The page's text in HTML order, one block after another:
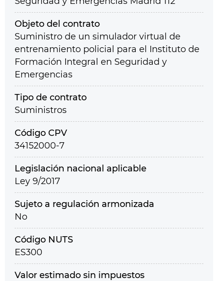
Objeto del contrato
Suministro de un simulador virtual de
entrenamiento policial para el Instituto de
Formación Integral en Seguridad y
Emergencias
Tipo de contrato
Suministros
Código CPV
34152000-7
Legislación nacional aplicable
Ley 9/2017
Sujeto a regulación armonizada
No
Código NUTS
ES300
Valor estimado sin impuestos